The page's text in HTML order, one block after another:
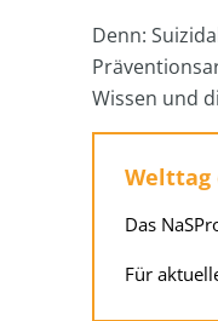
Denn:
Wissen und
Welttag
Das
Für